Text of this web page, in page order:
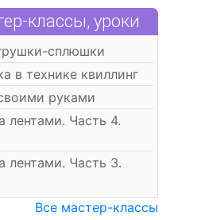
классы, уроки
сплюшки
в технике квиллинг
руками
лентами. Часть 4.
лентами. Часть 3.
Все мастер-классы